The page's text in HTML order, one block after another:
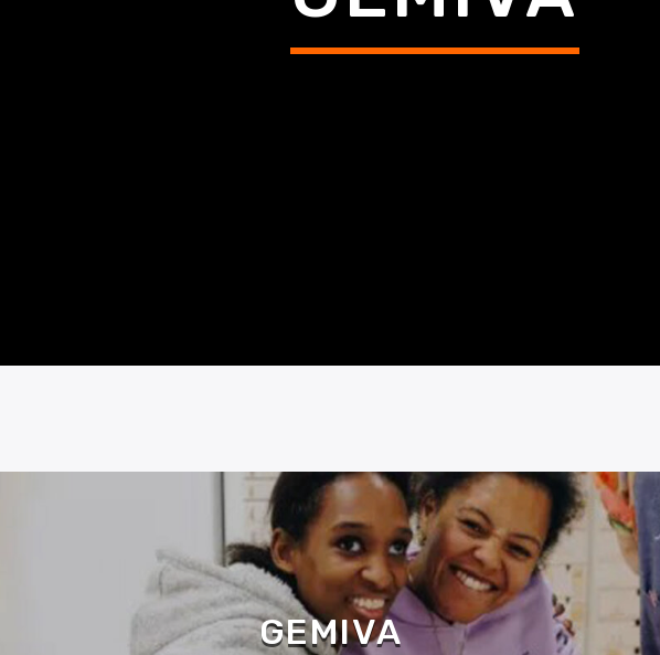
GEMIVA